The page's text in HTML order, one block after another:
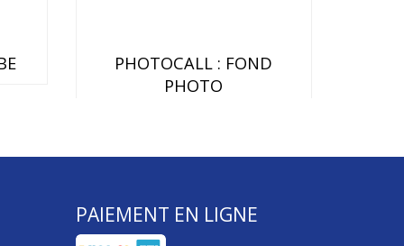
PHOTOCALL : FOND
PHOTO
PAIEMENT EN LIGNE